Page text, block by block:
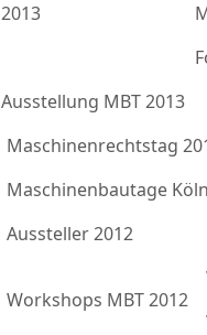
2013
Ausstellung MBT 2013
Maschinenrechtstag
Maschinenbautage
Aussteller 2012
Workshops MBT 2012